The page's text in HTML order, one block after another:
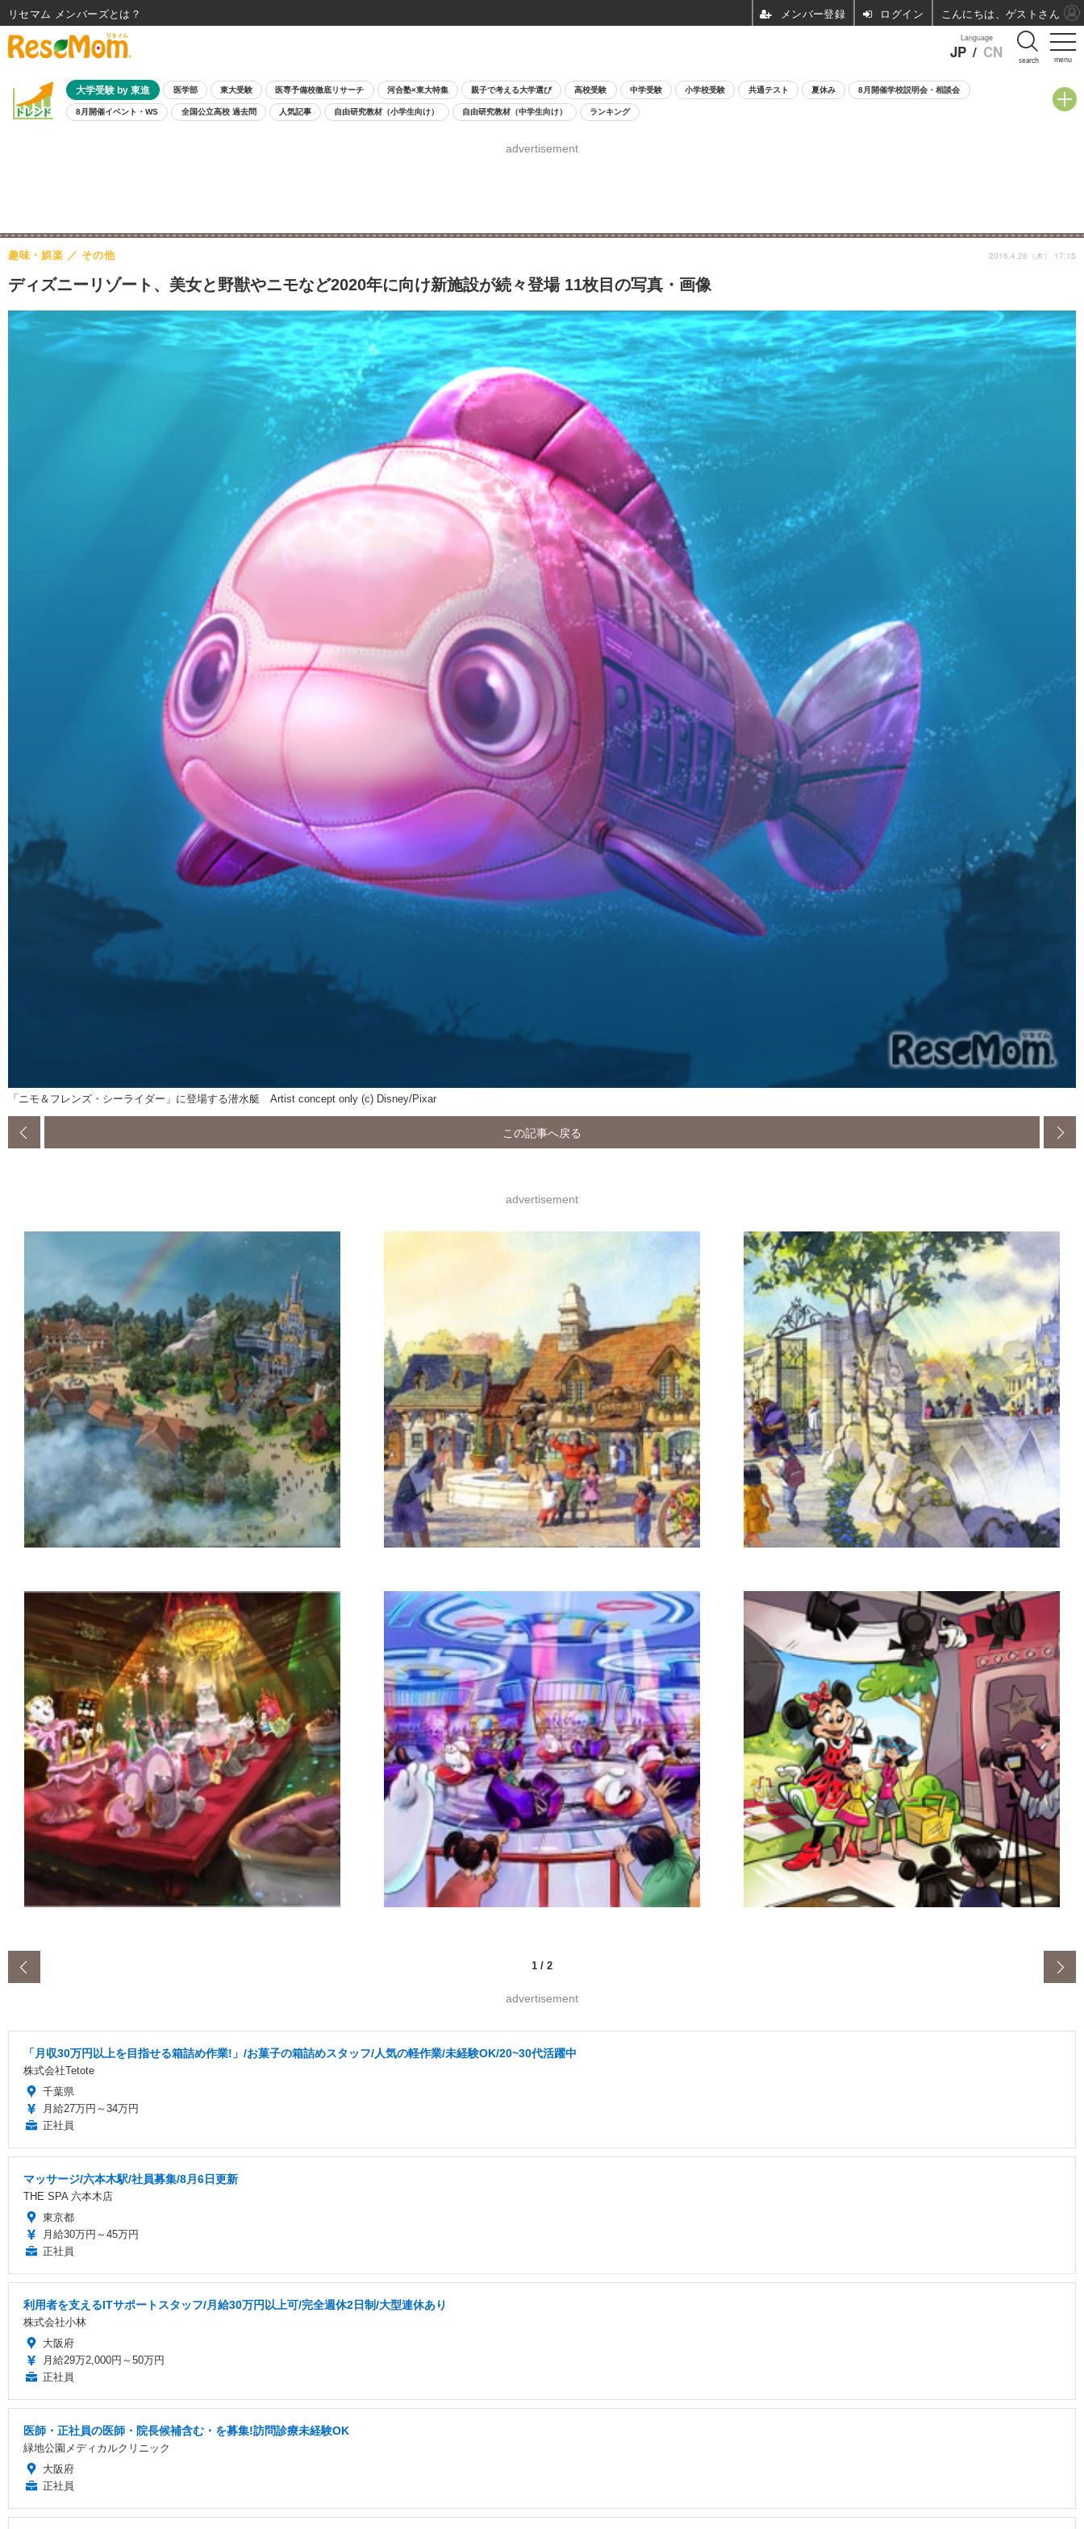
menu
Language
JP / CN search
大学受験 by 東進 医学部 東大受験 医専予備校徹底リサーチ 河合塾×東大特集 親子で考える大学選び 高校受験 中学受験 小学校受験 共通テスト 夏休み 8月開催学校説明会・相談会
8月開催イベント・WS 全国公立高校 過去問 人気記事 自由研究教材（小学生向け） 自由研究教材（中学生向け） ランキング
advertisement
ディズニーリゾート、美女と野獣やニモなど2020年に向け新施設が続々登場 11枚目の写真・画像
趣味・娯楽 その他 2016.4.28（木） 17:15
「ニモ＆フレンズ・シーライダー」に登場する潜水艇 Artist concept only (c) Disney/Pixar
この記事へ戻る
advertisement
1 / 2
advertisement
「月収30万円以上を目指せる箱詰め作業!」/お菓子の箱詰めスタッフ/人気の軽作業/未経験OK/20~30代活躍中
株式会社Tetote
千葉県
月給27万円～34万円
正社員
マッサージ/六本木駅/社員募集/8月6日更新
THE SPA 六本木店
東京都
月給30万円～45万円
正社員
利用者を支えるITサポートスタッフ/月給30万円以上可/完全週休2日制/大型連休あり
株式会社小林
大阪府
月給29万2,000円～50万円
正社員
医師・正社員の医師・院長候補含む・を募集!訪問診療未経験OK
緑地公園メディカルクリニック
大阪府
正社員
リセマム メンバーズ ログイン こんにちは、ゲストさん